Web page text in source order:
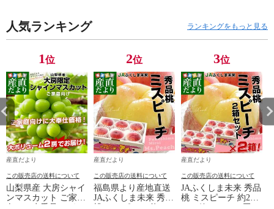
人気ランキング ランキングをもっと見る
1位
産直だより
この販売店の送料について
山梨県産 大房シャイ
ンマスカット ご家庭
2位
産直だより
この販売店の送料について
福島県より産地直送
JAふくしま未来 秀品
3位
産直だより
この販売店の送料について
JAふくしま未来 秀品
桃 ミスピーチ 約2キ